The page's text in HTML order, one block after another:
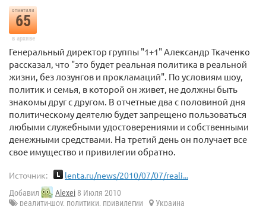
отметили
65
в архиве
Генеральный директор группы "1+1" Александр Ткаченко
рассказал, что "это будет реальная политика в реальной
жизни, без лозунгов и прокламаций". По условиям шоу,
политик и семья, в которой он живет, не должны быть
знакомы друг с другом. В отчетные два с половиной дня
политическому деятелю будет запрещено пользоваться
любыми служебными удостоверениями и собственными
денежными средствами. На третий день он получает все
свое имущество и привилегии обратно.
Источник: lenta.ru/news/2010/07/07/reali...
Добавил Alexei 8 Июля 2010
реалити-шоу, политики, привилегии
Украина